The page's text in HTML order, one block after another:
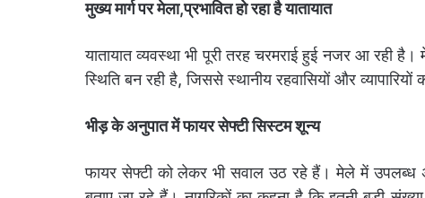
मुख्य मार्ग पर मेला,प्रभावित हो रहा है यातायात
यातायात व्यवस्था भी पूरी तरह चरमराई हुई नजर आ रही
स्थिति बन रही है, जिससे स्थानीय रहवासियों और
भीड़ के अनुपात में फायर सेफ्टी सिस्टम शून्य
फायर सेफ्टी को लेकर भी सवाल उठ रहे हैं। मेले में उपलब्ध